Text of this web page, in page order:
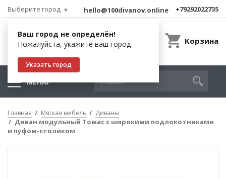
Выберите город
Ваш город не определён!
Пожалуйста, укажите ваш город
Указать город
hello@100divanov.online +79292022735
Корзина
МЕНЮ
Главная Мягкая мебель Диваны
Диван модульный Томас с широкими подлокотниками
и пуфом-столиком